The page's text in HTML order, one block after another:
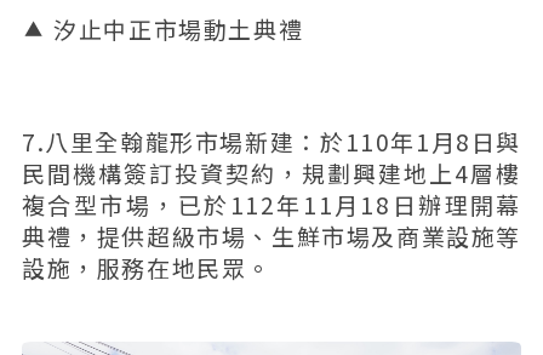
汐止中正市場動土典禮
7.八里全翰龍形市場新建：於110年1月8日與
民間機構簽訂投資契約，規劃興建地上4層樓
複合型市場，已於112年11月18日辦理開幕
典禮，提供超級市場、生鮮市場及商業設施等
設施，服務在地民眾。